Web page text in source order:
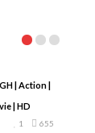
| Action |
| HD
655
1